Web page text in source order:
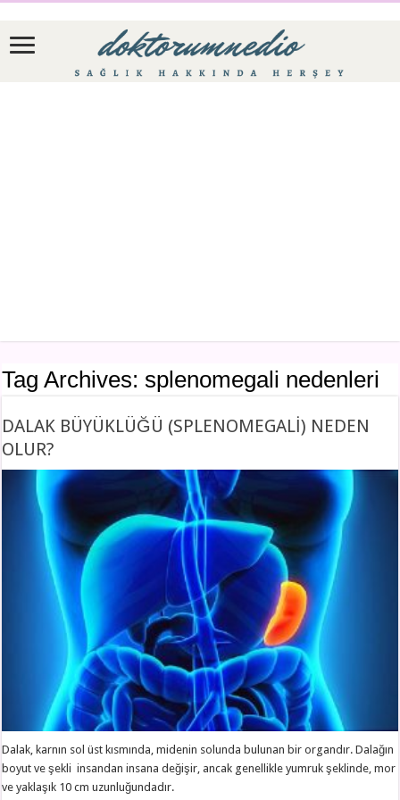
Tag Archives:splenomegali nedenleri
DALAK BÜYÜKLÜĞÜ (SPLENOMEGALİ) NEDEN
OLUR?
Dalak, karnın sol üst kısmında, midenin solunda bulunan bir organdır. Dalağın
boyut ve şekli insandan insana değişir, ancak genellikle yumruk şeklinde, mor
ve yaklaşık 10 cm uzunluğundadır.